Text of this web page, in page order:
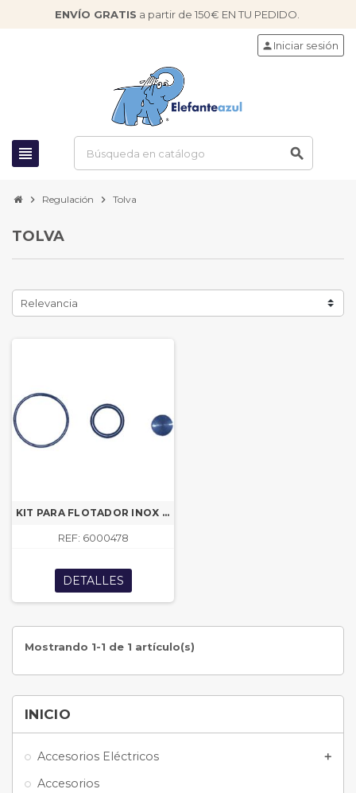
ENVÍO GRATIS a partir de 150€ EN TU PEDIDO.
view_headline search
person Iniciar sesión
chevron_right Regulación chevron_right Tolva
INICIO
Accesorios Eléctricos add
Accesorios
TOLVA
Relevancia
KIT PARA FLOTADOR INOX 05 REF 6000460
REF: 6000478
DETALLES
Mostrando 1-1 de 1 artículo(s)